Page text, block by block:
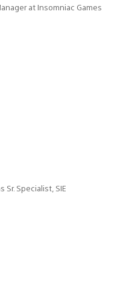
at Insomniac Games
Specialist, SIE